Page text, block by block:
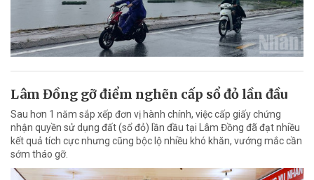
Lâm Đồng gỡ điểm nghẽn cấp sổ đỏ lần đầu
Sau hơn 1 năm sắp xếp đơn vị hành chính, việc cấp giấy chứng
nhận quyền sử dụng đất (sổ đỏ) lần đầu tại Lâm Đồng đã đạt nhiều
kết quả tích cực nhưng cũng bộc lộ nhiều khó khăn, vướng mắc cần
sớm tháo gỡ.